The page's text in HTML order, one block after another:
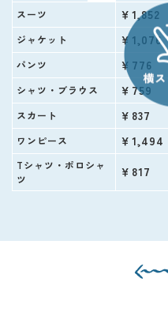
スーツ ￥1,852
ジャケット ￥1,076
パンツ ￥776
シャツ・ブラウス ￥759
スカート ￥837
ワンピース ￥1,494
Tシャツ・ポロシャ
ツ
￥817